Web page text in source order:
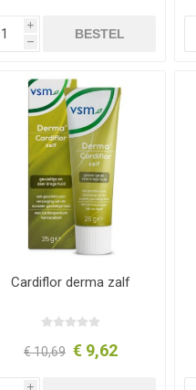
i
h
BESTEL
Cardiflor derma zalf
€ 10,69 € 9,62
i